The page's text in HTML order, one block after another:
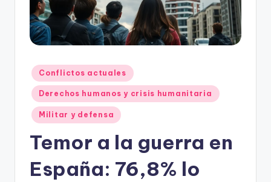
Publicado
en
Conflictos actuales
Derechos humanos y crisis humanitaria
Militar y defensa
Temor a la guerra en
España: 76,8% lo